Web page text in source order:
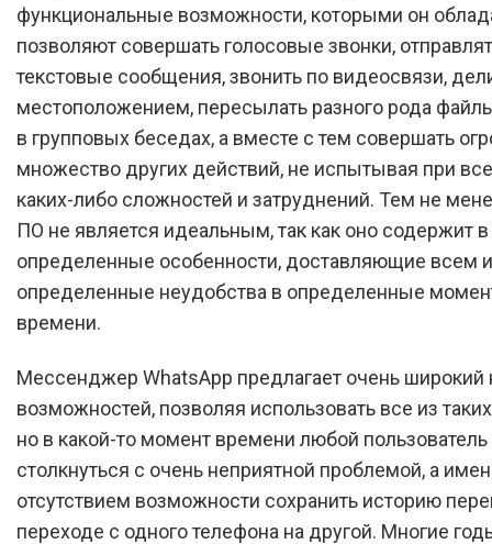
функциональные возможности, которыми он
позволяют совершать голосовые звонки,
текстовые сообщения, звонить по видеосвязи,
местоположением, пересылать разного рода
в групповых беседах, а вместе с тем совершать
множество других действий, не испытывая при
каких-либо сложностей и затруднений. Тем не
ПО не является идеальным, так как оно содержит
определенные особенности, доставляющие всем
определенные неудобства в определенные
времени.
Мессенджер WhatsApp предлагает очень широкий
возможностей, позволяя использовать все из
но в какой-то момент времени любой
столкнуться с очень неприятной проблемой, а
отсутствием возможности сохранить историю
переходе с одного телефона на другой. Многие